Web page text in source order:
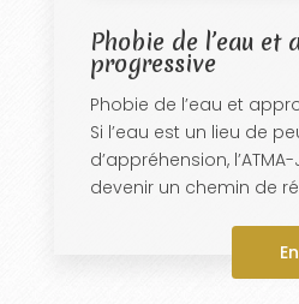
Phobie de l’eau et
progressive
Phobie de l’eau et
Si l’eau est un lieu de
d’appréhension,
devenir un chemin de